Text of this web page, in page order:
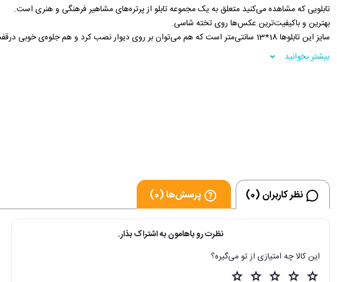
تابلویی که مشاهده می‌کنید متعلق به یک مجموعه تابلو از پرتره‌های مشاهیر فرهنگی و هنری است.
بهترین و باکیفیت‌ترین عکس‌ها روی تخته شاسی.
سایز این تابلوها 18*13 سانتی‌متر است که هم می‌توان بر روی دیوار نصب کرد و هم جلوه‌ی خوبی درقفسه کتابخانه شما یا دکور دارد.
بیشتر بخوانید
نظر کاربران (0) پرسش‌ها (0)
نظرت رو باهامون به اشتراک بذار.
این کالا چه امتیازی از تو می‌گیره؟